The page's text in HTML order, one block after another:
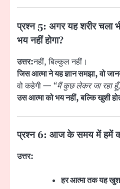
प्रश्न 5: अगर यह शरीर चला
भय नहीं होगा?
उत्तर:नहीं, बिल्कुल नहीं।
जिस आत्मा ने यह ज्ञान समझा, वो
वो कहेगी — “मैं कुछ लेकर जा रहा
उस आत्मा को भय नहीं, बल्कि खुशी
प्रश्न 6: आज के समय में हमें
उत्तर:
हर आत्मा तक यह